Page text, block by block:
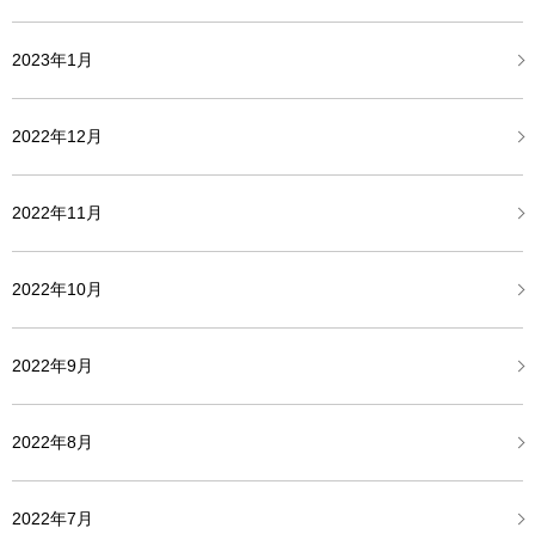
2023年1月
2022年12月
2022年11月
2022年10月
2022年9月
2022年8月
2022年7月